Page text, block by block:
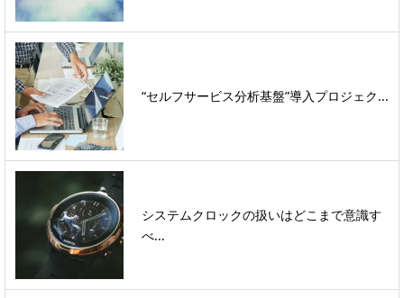
“セルフサービス分析基盤”導入プロジェク...
システムクロックの扱いはどこまで意識す
べ...